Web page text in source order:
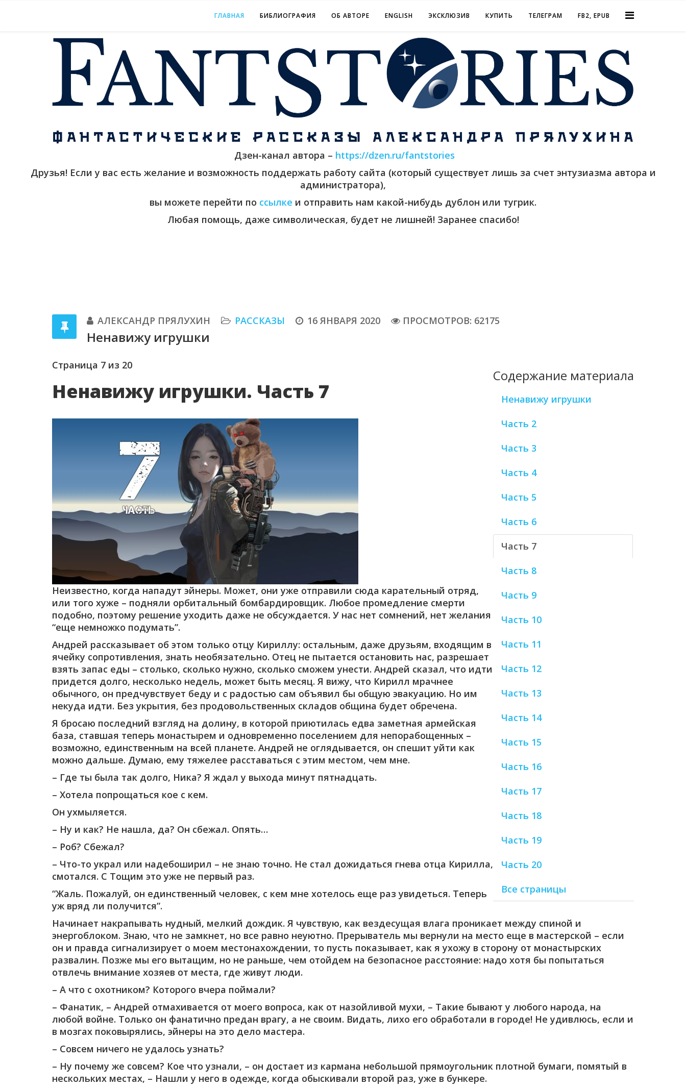
ГЛАВНАЯ БИБЛИОГРАФИЯ ОБ АВТОРЕ ENGLISH ЭКСКЛЮЗИВ КУПИТЬ ТЕЛЕГРАМ FB2, EPUB
Дзен-канал автора – https://dzen.ru/fantstories
Друзья! Если у вас есть желание и возможность поддержать работу сайта (который существует лишь за счет энтузиазма автора и
администратора),
вы можете перейти по ссылке и отправить нам какой-нибудь дублон или тугрик.
Любая помощь, даже символическая, будет не лишней! Заранее спасибо!
АЛЕКСАНДР ПРЯЛУХИН РАССКАЗЫ 16 ЯНВАРЯ 2020 ПРОСМОТРОВ: 62175
Ненавижу игрушки
Содержание материала
Ненавижу игрушки
Часть 2
Часть 3
Часть 4
Часть 5
Часть 6
Часть 7
Часть 8
Часть 9
Часть 10
Часть 11
Часть 12
Часть 13
Часть 14
Часть 15
Часть 16
Часть 17
Часть 18
Часть 19
Часть 20
Все страницы
Страница 7 из 20
Ненавижу игрушки. Часть 7
Неизвестно, когда нападут эйнеры. Может, они уже отправили сюда карательный отряд,
или того хуже – подняли орбитальный бомбардировщик. Любое промедление смерти
подобно, поэтому решение уходить даже не обсуждается. У нас нет сомнений, нет желания
“еще немножко подумать”.
Андрей рассказывает об этом только отцу Кириллу: остальным, даже друзьям, входящим в
ячейку сопротивления, знать необязательно. Отец не пытается остановить нас, разрешает
взять запас еды – столько, сколько нужно, сколько сможем унести. Андрей сказал, что идти
придется долго, несколько недель, может быть месяц. Я вижу, что Кирилл мрачнее
обычного, он предчувствует беду и с радостью сам объявил бы общую эвакуацию. Но им
некуда идти. Без укрытия, без продовольственных складов община будет обречена.
Я бросаю последний взгляд на долину, в которой приютилась едва заметная армейская
база, ставшая теперь монастырем и одновременно поселением для непорабощенных –
возможно, единственным на всей планете. Андрей не оглядывается, он спешит уйти как
можно дальше. Думаю, ему тяжелее расставаться с этим местом, чем мне.
– Где ты была так долго, Ника? Я ждал у выхода минут пятнадцать.
– Хотела попрощаться кое с кем.
Он ухмыляется.
– Ну и как? Не нашла, да? Он сбежал. Опять…
– Роб? Сбежал?
– Что-то украл или надебоширил – не знаю точно. Не стал дожидаться гнева отца Кирилла,
смотался. С Тощим это уже не первый раз.
“Жаль. Пожалуй, он единственный человек, с кем мне хотелось еще раз увидеться. Теперь
уж вряд ли получится”.
Начинает накрапывать нудный, мелкий дождик. Я чувствую, как вездесущая влага проникает между спиной и
энергоблоком. Знаю, что не замкнет, но все равно неуютно. Прерыватель мы вернули на место еще в мастерской – если
он и правда сигнализирует о моем местонахождении, то пусть показывает, как я ухожу в сторону от монастырских
развалин. Позже мы его вытащим, но не раньше, чем отойдем на безопасное расстояние: надо хотя бы попытаться
отвлечь внимание хозяев от места, где живут люди.
– А что с охотником? Которого вчера поймали?
– Фанатик, – Андрей отмахивается от моего вопроса, как от назойливой мухи, – Такие бывают у любого народа, на
любой войне. Только он фанатично предан врагу, а не своим. Видать, лихо его обработали в городе! Не удивлюсь, если и
в мозгах поковырялись, эйнеры на это дело мастера.
– Совсем ничего не удалось узнать?
– Ну почему же совсем? Кое что узнали, – он достает из кармана небольшой прямоугольник плотной бумаги, помятый в
нескольких местах, – Нашли у него в одежде, когда обыскивали второй раз, уже в бункере.